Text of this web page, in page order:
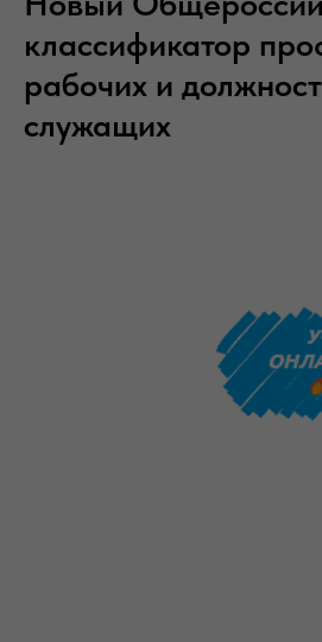
классификатор
рабочих и
служащих